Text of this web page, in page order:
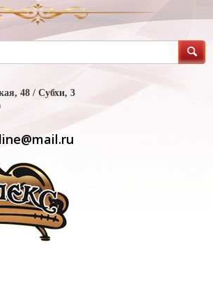
48 / Субхи, 3